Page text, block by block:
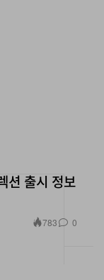
션 출시 정보
783 0